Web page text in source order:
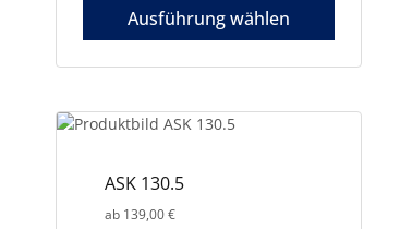
Ausführung wählen
mehrere
Die
Optionen
ASK 130.5
ab 139,00€